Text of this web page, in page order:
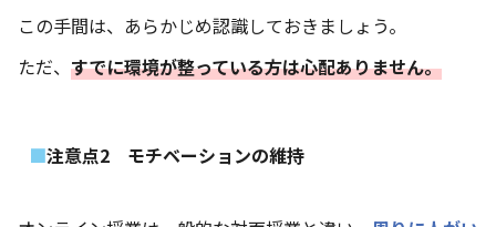
この手間は、あらかじめ認識しておきましょう。
ただ、 すでに環境が整っている方は心配ありません。
注意点2 モチベーションの維持